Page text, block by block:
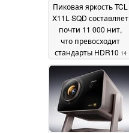
Пиковая яркость TCL
X11L SQD составляет
почти 11 000 нит,
что превосходит
стандарты HDR10 14
May 2026